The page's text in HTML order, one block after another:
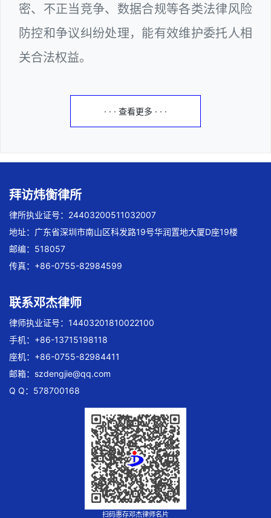
密、不正当竞争、数据合规等各类法律风险
防控和争议纠纷处理，能有效维护委托人相
关合法权益。
· · · 查看更多 · · ·
拜访炜衡律所
律所执业证号：24403200511032007
地址：广东省深圳市南山区科发路19号华润置地大厦D座19楼
邮编：518057
传真：+86-0755-82984599
联系邓杰律师
律师执业证号：14403201810022100
手机：+86-13715198118
座机：+86-0755-82984411
邮箱： szdengjie@qq.com
Q Q：578700168
扫码惠存邓杰律师名片